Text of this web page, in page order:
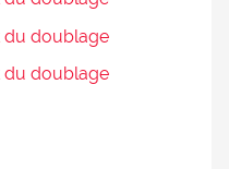
du doublage
du doublage